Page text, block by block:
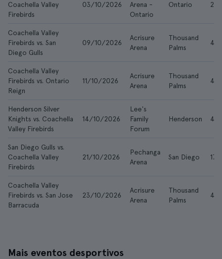
Coachella Valley
Firebirds
03/10/2026
Arena -
Ontario
Ontario 26
Coachella Valley
Firebirds vs. San
Diego Gulls
09/10/2026
Acrisure
Arena
Thousand
Palms
42
Coachella Valley
Firebirds vs. Ontario
Reign
11/10/2026
Acrisure
Arena
Thousand
Palms
42
Henderson Silver
Knights vs. Coachella
Valley Firebirds
14/10/2026
Lee's
Family
Forum
Henderson 43
San Diego Gulls vs.
Coachella Valley
Firebirds
21/10/2026
Pechanga
Arena
San Diego 17
Coachella Valley
Firebirds vs. San Jose
Barracuda
23/10/2026
Acrisure
Arena
Thousand
Palms
42
Mais eventos desportivos